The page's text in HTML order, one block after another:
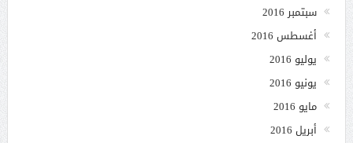
سبتمبر 2016
أغسطس 2016
يوليو 2016
يونيو 2016
مايو 2016
أبريل 2016